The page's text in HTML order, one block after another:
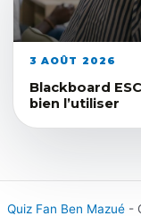
3 AOÛT 2026
Blackboard
bien l’utiliser
Quiz Fan Ben Mazué-